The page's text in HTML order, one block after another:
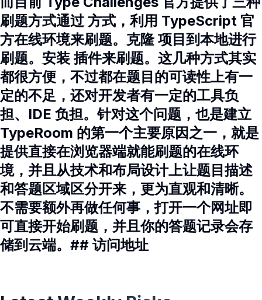
刷题方式通过 方式，利用 TypeScript 官
方在线环境来刷题。克隆 项目到本地进行
刷题。安装 插件来刷题。这几种方式其实
都很方便，不过都在题目的可读性上有一
定的不足，还对开发者有一定的工具负
担、IDE 负担。针对这个问题，也是建立
TypeRoom 的第一个主要原因之一，就是
提供直接在浏览器端就能刷题的在线环
境，并且从技术和布局设计上让题目描述
和答题区域区分开来，更为直观和清晰。
不需要额外再做任何事，打开一个网址即
可直接开始刷题，并且你的答题记录会存
储到云端。## 访问地址